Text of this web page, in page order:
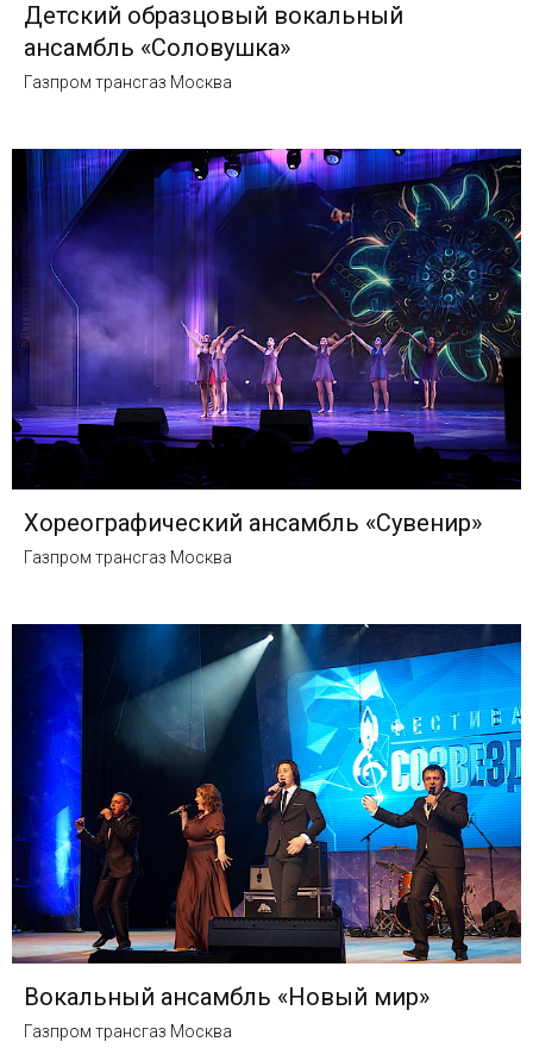
Детский образцовый вокальный
ансамбль «Соловушка»
Газпром трансгаз Москва
Хореографический ансамбль «Сувенир»
Газпром трансгаз Москва
Вокальный ансамбль «Новый мир»
Газпром трансгаз Москва